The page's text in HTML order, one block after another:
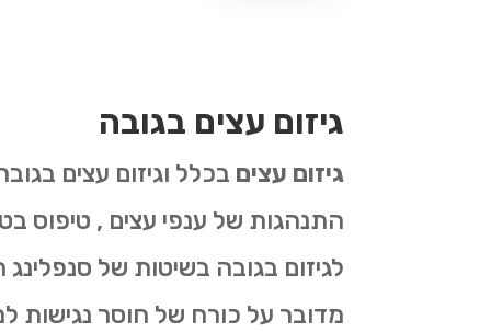
גיזום עצים בגובה
גיזום עצים בכלל וגיזום עצים
התנהגות של ענפי עצים , טיפוס
לגיזום בגובה בשיטות של
מדובר על כורח של חוסר נגישות